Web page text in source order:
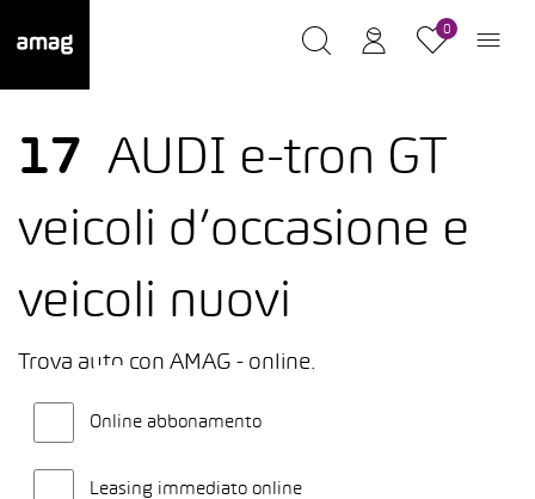
0
17
AUDI e-tron GT
veicoli d’occasione e
veicoli nuovi
Trova auto con AMAG - online.
Online abbonamento
Leasing immediato online